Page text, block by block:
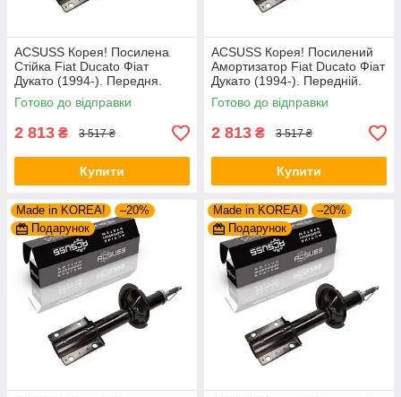
ACSUSS Корея! Посилена
Стійка Fiat Ducato Фіат
Дукато (1994-). Передня.
Шток 25mm. 280975 , 635853
Готово до відправки
2 813 ₴ 3 517 ₴
Купити
ACSUSS Корея! Посилений
Амортизатор Fiat Ducato Фіат
Дукато (1994-). Передній.
Шток 25mm. 280975 , 635853
Готово до відправки
2 813 ₴ 3 517 ₴
Купити
Made in KOREA!
–20%
Подарунок
Made in KOREA!
–20%
Подарунок